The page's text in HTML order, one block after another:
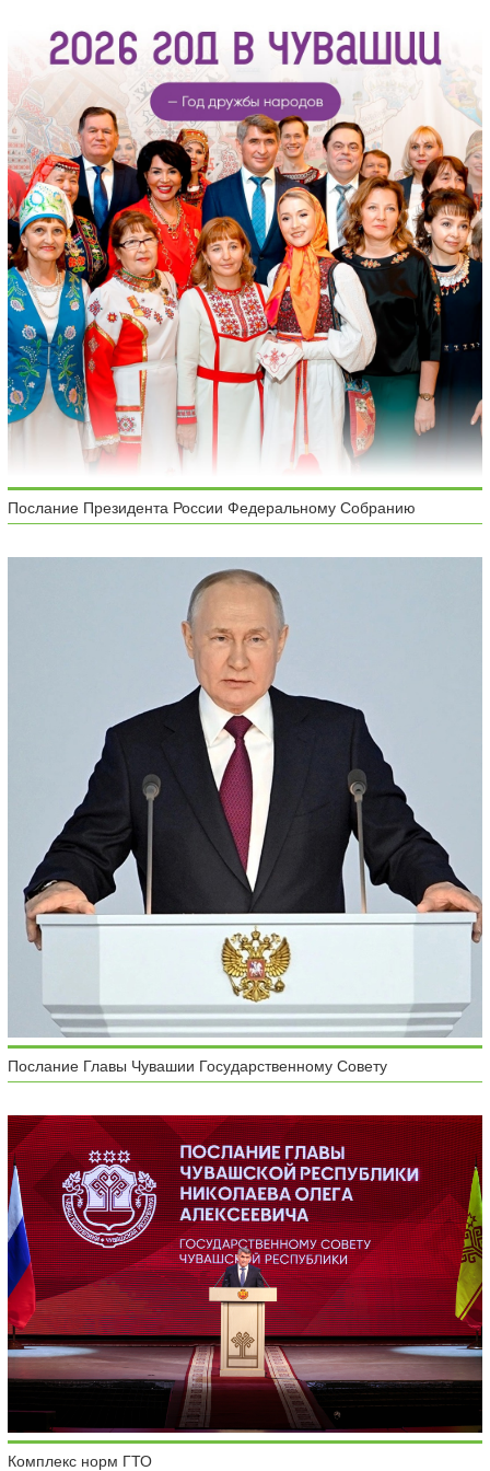
Послание Президента России Федеральному Собранию
Послание Главы Чувашии Государственному Совету
Комплекс норм ГТО